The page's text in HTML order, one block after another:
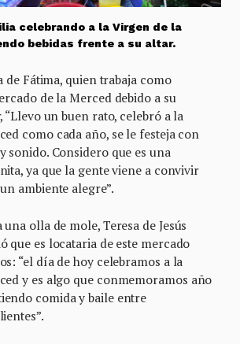
celebrando a la Virgen de la
bebidas frente a su altar.
de Fátima, quien trabaja como
de la Merced debido a su
un buen rato, celebró a la
como cada año, se le festeja con
sonido. Considero que es una
ya que la gente viene a convivir
ambiente alegre”.
olla de mole, Teresa de Jesús
que es locataria de este mercado
“el día de hoy celebramos a la
y es algo que conmemoramos año
comida y baile entre